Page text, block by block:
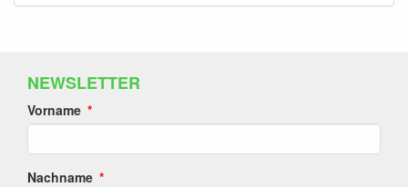
NEWSLETTER
Vorname
Nachname